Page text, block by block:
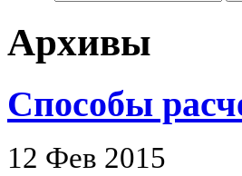
Архивы
Способы
12 Фев 2015